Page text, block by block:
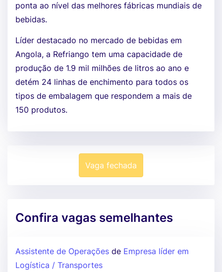
ponta ao nível das melhores fábricas mundiais de
bebidas.
Líder destacado no mercado de bebidas em
Angola, a Refriango tem uma capacidade de
produção de 1.9 mil milhões de litros ao ano e
detém 24 linhas de enchimento para todos os
tipos de embalagem que respondem a mais de
150 produtos.
Vaga fechada
Confira vagas semelhantes
Assistente de Operações de Empresa líder em
Logística / Transportes